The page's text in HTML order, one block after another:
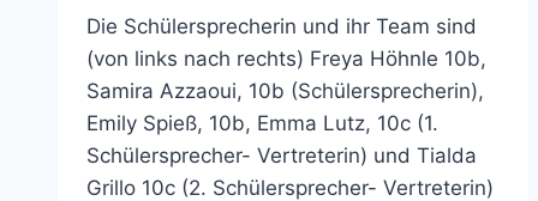
Die Schülersprecherin und ihr Team sind
(von links nach rechts) Freya Höhnle 10b,
Samira Azzaoui, 10b (Schülersprecherin),
Emily Spieß, 10b, Emma Lutz, 10c (1.
Schülersprecher- Vertreterin) und Tialda
Grillo 10c (2. Schülersprecher- Vertreterin)